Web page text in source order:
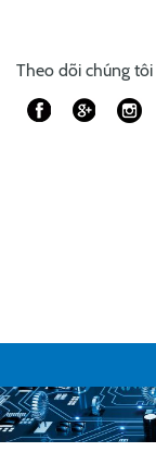
Theo dõi chúng tôi